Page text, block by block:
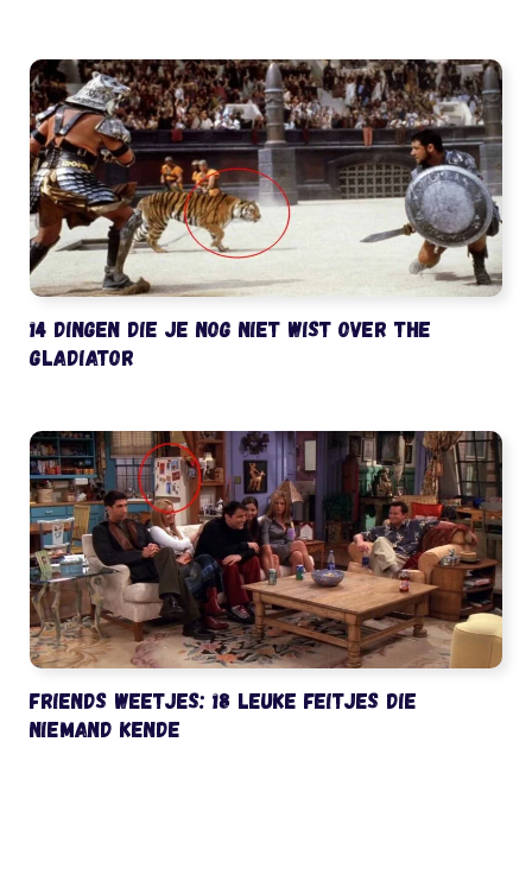
14 dingen die je nog niet wist over The
Gladiator
Friends weetjes: 18 leuke feitjes die
niemand kende